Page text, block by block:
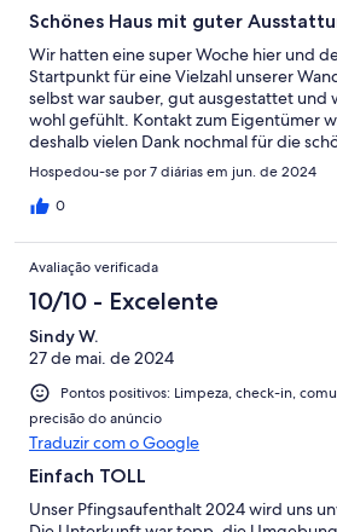
Schönes Haus mit guter
Wir hatten eine super Woche hier und
Startpunkt für eine Vielzahl unserer
selbst war sauber, gut ausgestattet und
wohl gefühlt. Kontakt zum Eigentümer
deshalb vielen Dank nochmal für die
Hospedou-se por 7 diárias em jun. de 2024
0
Avaliação verificada
10/10 - Excelente
Sindy W.
27 de mai. de 2024
Pontos positivos: Limpeza, check-in,
precisão do anúncio
Traduzir com o Google
Einfach TOLL
Unser Pfingsaufenthalt 2024 wird uns